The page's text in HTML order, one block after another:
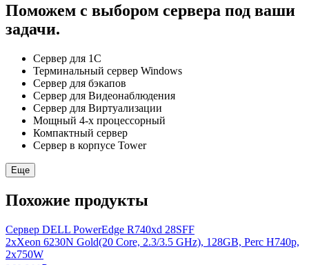
Поможем с выбором сервера под ваши
задачи.
Сервер для 1С
Терминальный сервер Windows
Сервер для бэкапов
Сервер для Видеонаблюдения
Сервер для Виртуализации
Мощный 4-х процессорный
Компактный сервер
Сервер в корпусе Tower
Еще
Похожие продукты
Сервер DELL PowerEdge R740xd 28SFF
2xXeon 6230N Gold(20 Core, 2.3/3.5 GHz), 128GB, Perc H740p,
2x750W